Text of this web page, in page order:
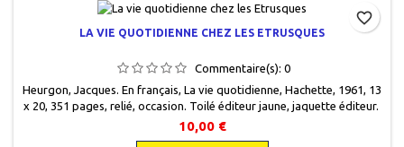
LA VIE QUOTIDIENNE CHEZ LES ETRUSQUES
Commentaire(s): 0
Heurgon, Jacques. En français, La vie quotidienne, Hachette, 1961, 13
x 20, 351 pages, relié, occasion. Toilé éditeur jaune, jaquette éditeur .
10,00 €
favorite_border